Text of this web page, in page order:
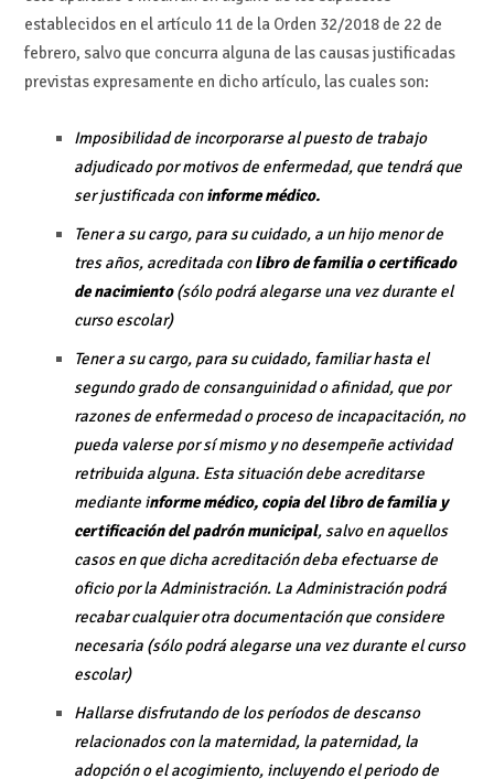
establecidos en el artículo 11 de la Orden 32/2018 de 22 de
febrero, salvo que concurra alguna de las causas justificadas
previstas expresamente en dicho artículo, las cuales son:
Imposibilidad de incorporarse al puesto de trabajo
adjudicado por motivos de enfermedad, que tendrá que
ser justificada coninforme médico.
Tener a su cargo, para su cuidado, a un hijo menor de
tres años, acreditada conlibro de familia o certificado
de nacimiento(sólo podrá alegarse una vez durante el
curso escolar)
Tener a su cargo, para su cuidado, familiar hasta el
segundo grado de consanguinidad o afinidad, que por
razones de enfermedad o proceso de incapacitación, no
pueda valerse por sí mismo y no desempeñe actividad
retribuida alguna. Esta situación debe acreditarse
mediante informe médico, copia del libro de familia y
certificación del padrón municipal, salvo en aquellos
casos en que dicha acreditación deba efectuarse de
oficio por la Administración. La Administración podrá
recabar cualquier otra documentación que considere
necesaria (sólo podrá alegarse una vez durante el curso
escolar)
Hallarse disfrutando de los períodos de descanso
relacionados con la maternidad, la paternidad, la
adopción o el acogimiento, incluyendo el periodo de